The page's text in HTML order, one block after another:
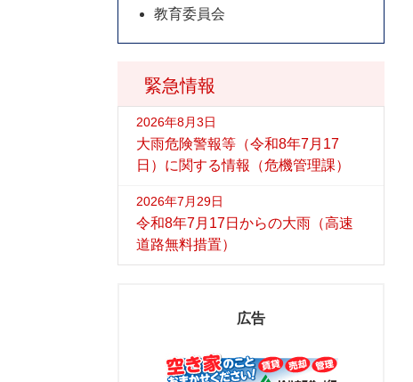
緊急情報
2026年8月3日
大雨危険警報等（令和8年7月17
日）に関する情報（危機管理課）
2026年7月29日
令和8年7月17日からの大雨（高速
道路無料措置）
教育委員会
広告